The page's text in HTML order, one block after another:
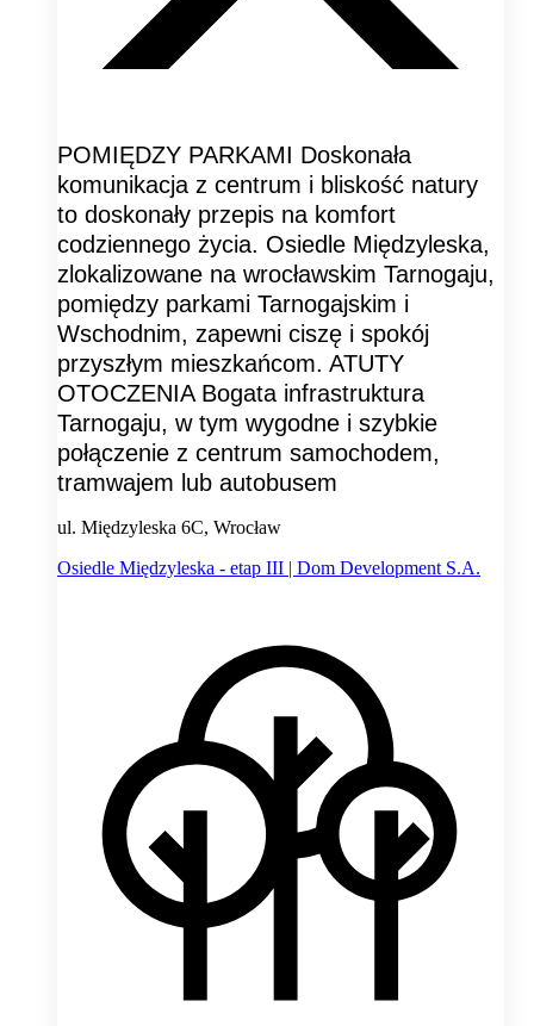
POMIĘDZY PARKAMI Doskonała
komunikacja z centrum i bliskość natury
to doskonały przepis na komfort
codziennego życia. Osiedle Międzyleska,
zlokalizowane na wrocławskim Tarnogaju,
pomiędzy parkami Tarnogajskim i
Wschodnim, zapewni ciszę i spokój
przyszłym mieszkańcom. ATUTY
OTOCZENIA Bogata infrastruktura
Tarnogaju, w tym wygodne i szybkie
połączenie z centrum samochodem,
tramwajem lub autobusem
ul. Międzyleska 6C, Wrocław
Osiedle Międzyleska - etap III | Dom Development S.A.